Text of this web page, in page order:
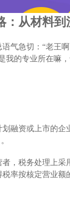
：从材料到
气急切：“老王
我的专业所在嘛
划融资或上市的
者，税务处理上
率按核定营业额